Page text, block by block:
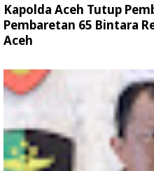
Kapolda Aceh Tutup
Pembaretan 65 Bintara
Aceh